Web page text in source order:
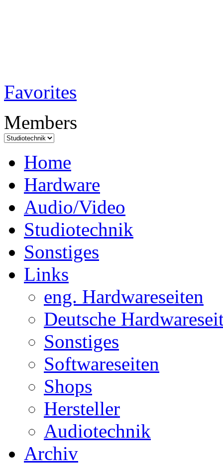
Favorites
Members
Home
Hardware
Audio/Video
Studiotechnik
Sonstiges
Links
eng. Hardwareseiten
Deutsche
Sonstiges
Softwareseiten
Shops
Hersteller
Audiotechnik
Archiv